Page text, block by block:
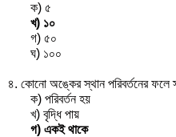
ক) ৫
খ) ১০
গ) ৫০
ঘ) ১০০
৪. কোনো অঙ্কের স্থান পরিবর্তনের ফলে
ক) পরিবর্তন হয়
খ) বৃদ্ধি পায়
গ) একই থাকে